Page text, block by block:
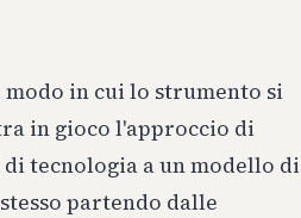
in cui lo strumento si
in gioco l'approccio di
tecnologia a un modello di
partendo dalle